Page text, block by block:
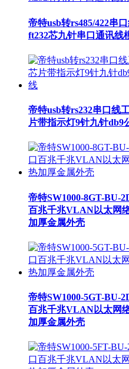
帝特usb转rs485/422串
ft232芯九针串口通讯线
帝特usb转rs232串口线
片带指示灯9针九针db9
帝特SW1000-8GT-BU-
百兆千兆VLAN以太网
加厚金属外壳
帝特SW1000-5GT-BU-
百兆千兆VLAN以太网
加厚金属外壳